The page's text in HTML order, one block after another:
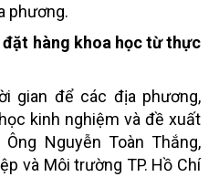
phương.
hàng khoa học từ thực
gian để các địa phương,
kinh nghiệm và đề xuất
Nguyễn Toàn Thắng,
và Môi trường TP. Hồ Chí